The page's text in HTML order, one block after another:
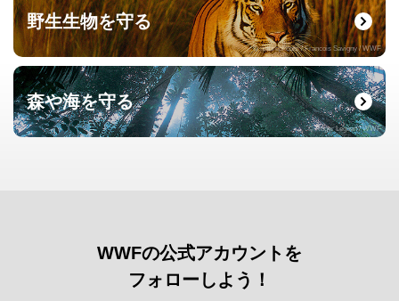
野生生物を守る
© naturepl.com / Francois Savigny / WWF
森や海を守る
© Roger Leguen / WWF
WWFの公式アカウントを
フォローしよう！